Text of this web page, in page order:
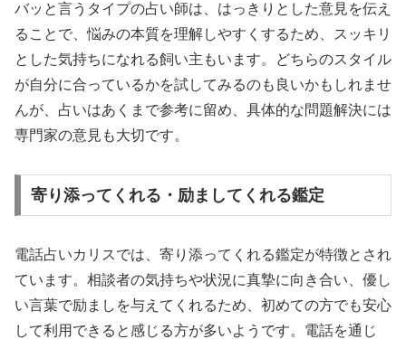
バッと言うタイプの占い師は、はっきりとした意見を伝え
ることで、悩みの本質を理解しやすくするため、スッキリ
とした気持ちになれる飼い主もいます。どちらのスタイル
が自分に合っているかを試してみるのも良いかもしれませ
んが、占いはあくまで参考に留め、具体的な問題解決には
専門家の意見も大切です。
寄り添ってくれる・励ましてくれる鑑定
電話占いカリスでは、寄り添ってくれる鑑定が特徴とされ
ています。相談者の気持ちや状況に真摯に向き合い、優し
い言葉で励ましを与えてくれるため、初めての方でも安心
して利用できると感じる方が多いようです。電話を通じ